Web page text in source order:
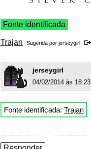
Fonte identificada
Trajan Sugerida por jerseygirl
jerseygirl
04/02/2014 às 18:23
Fonte identificada: Trajan